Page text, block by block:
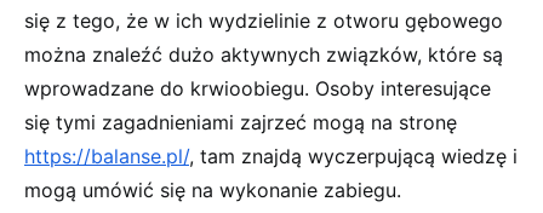
się z tego, że w ich wydzielinie z otworu gębowego
można znaleźć dużo aktywnych związków, które są
wprowadzane do krwioobiegu. Osoby interesujące
się tymi zagadnieniami zajrzeć mogą na stronę
https://balanse.pl/, tam znajdą wyczerpującą wiedzę i
mogą umówić się na wykonanie zabiegu.